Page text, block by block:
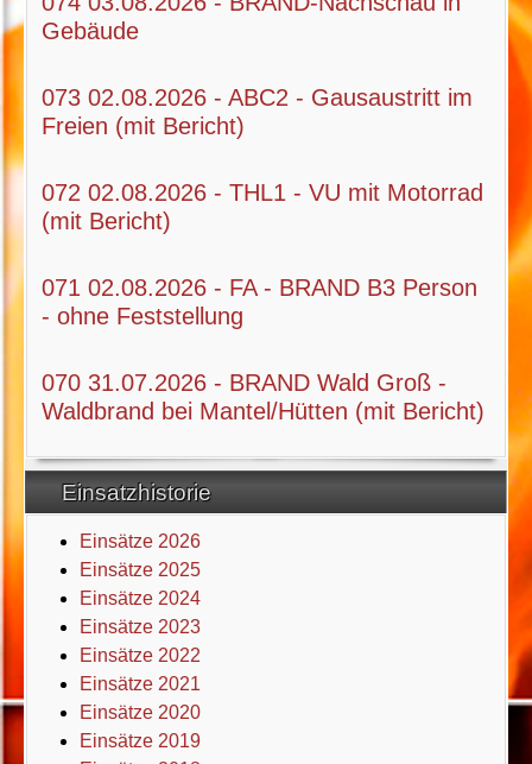
Gebäude
073 02.08.2026 - ABC2 - Gausaustritt im
Freien (mit Bericht)
072 02.08.2026 - THL1 - VU mit Motorrad
(mit Bericht)
071 02.08.2026 - FA - BRAND B3 Person
- ohne Feststellung
070 31.07.2026 - BRAND Wald Groß -
Waldbrand bei Mantel/Hütten (mit Bericht)
Einsatzhistorie
Einsätze 2026
Einsätze 2025
Einsätze 2024
Einsätze 2023
Einsätze 2022
Einsätze 2021
Einsätze 2020
Einsätze 2019